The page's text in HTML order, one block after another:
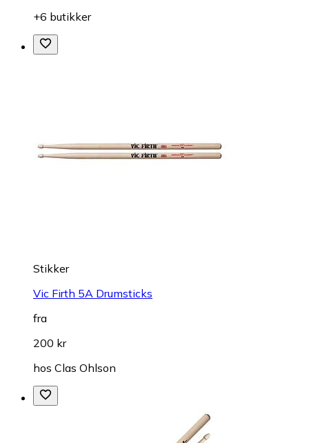
+6 butikker
Stikker
Vic Firth 5A Drumsticks
fra
200 kr
hos Clas Ohlson